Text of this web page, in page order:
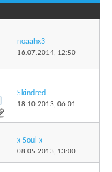
noaahx3
16.07.2014, 12:50
Skindred
18.10.2013, 06:01
x Soul x
08.05.2013, 13:00